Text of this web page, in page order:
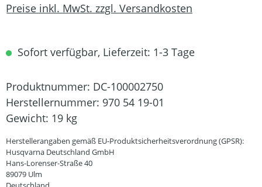
Preise inkl. MwSt. zzgl. Versandkosten
Sofort verfügbar, Lieferzeit: 1-3 Tage
Produktnummer: DC-100002750
Herstellernummer: 970 54 19-01
Gewicht: 19 kg
Herstellerangaben gemäß EU-Produktsicherheitsverordnung (GPSR):
Husqvarna Deutschland GmbH
Hans-Lorenser-Straße 40
89079 Ulm